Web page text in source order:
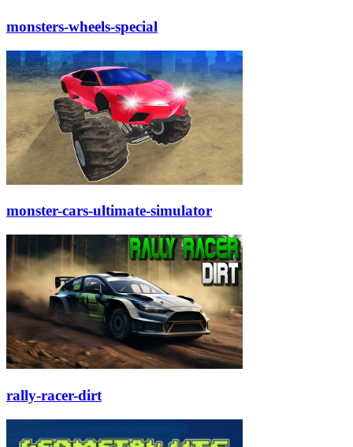
monsters-wheels-special
monster-cars-ultimate-simulator
rally-racer-dirt